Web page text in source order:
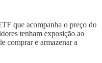
que acompanha o preço do
tenham exposição ao
comprar e armazenar a